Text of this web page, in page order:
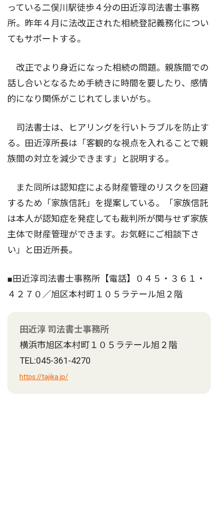
っている二俣川駅徒歩４分の田近淳司法書士事務
所。昨年４月に法改正された相続登記義務化につい
てもサポートする。
改正でより身近になった相続の問題。親族間での
話し合いとなるため手続きに時間を要したり、感情
的になり関係がこじれてしまいがち。
司法書士は、ヒアリングを行いトラブルを防止す
る。田近淳所長は「客観的な視点を入れることで親
族間の対立を減少できます」と説明する。
また同所は認知症による財産管理のリスクを回避
するため「家族信託」を提案している。「家族信託
は本人が認知症を発症しても裁判所が関与せず家族
主体で財産管理ができます。お気軽にご相談下さ
い」と田近所長。
■田近淳司法書士事務所【電話】０４５・３６１・
４２７０／旭区本村町１０５ラテール旭２階
田近淳 司法書士事務所
横浜市旭区本村町１０５ラテール旭２階
TEL:045-361-4270
https://tajika.jp/